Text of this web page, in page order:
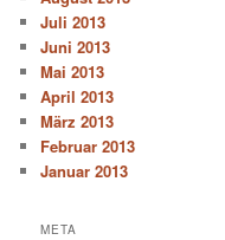
Juli 2013
Juni 2013
Mai 2013
April 2013
März 2013
Februar 2013
Januar 2013
META